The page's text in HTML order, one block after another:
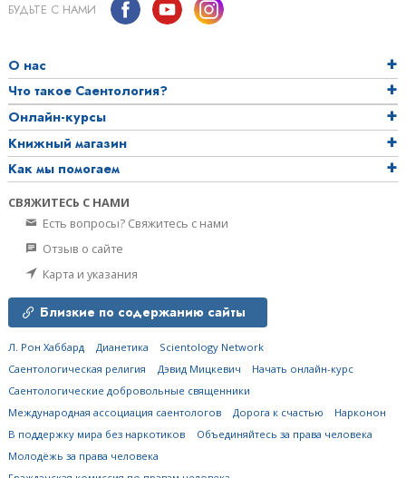
БУДЬТЕ С НАМИ
О нас
Что такое Саентология?
Онлайн-курсы
Книжный магазин
Как мы помогаем
СВЯЖИТЕСЬ С НАМИ
Есть вопросы? Свяжитесь с нами
Отзыв о сайте
Карта и указания
Близкие по содержанию сайты
Л. Рон Хаббард Дианетика
Scientology Network
Саентологическая религия
Дэвид Мицкевич
Начать онлайн-курс
Саентологические добровольные священники
Международная ассоциация саентологов
Дорога к счастью
Нарконон
В поддержку мира без наркотиков
Объединяйтесь за права человека
Молодёжь за права человека